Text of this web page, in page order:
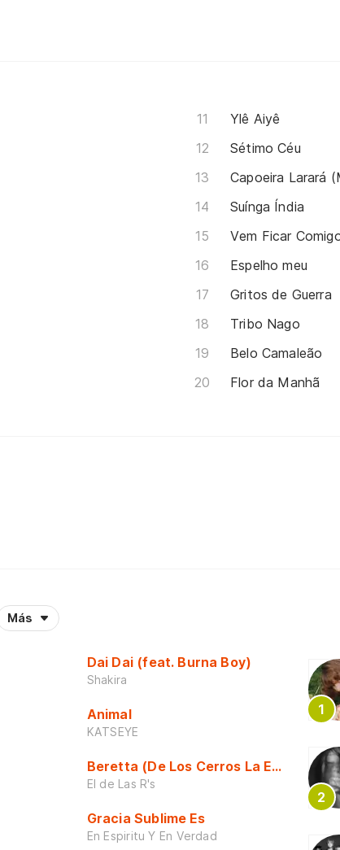
Ylê Aiyê
Sétimo Céu
Capoeira Larará
Suínga Índia
Vem Ficar
Espelho meu
Gritos de Guerra
Tribo Nago
Belo Camaleão
Flor da Manhã
Más
Dai Dai (feat. Burna Boy)
Shakira
Animal
KATSEYE
Beretta (De Los Cerros La Escuela)
El de Las R's
Gracia Sublime Es
En Espiritu Y En Verdad